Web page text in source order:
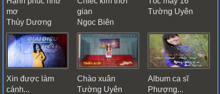
mơ
Thùy Dương
gian
Ngọc Biên
Tường Uyên
Xin được làm
cánh...
Chào xuân
Tường Uyên
Album ca sĩ
Phượng...